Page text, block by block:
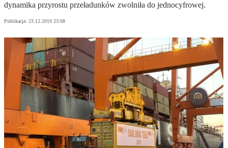
dynamika przyrostu przeładunków zwolniła do jednocyfrowej.
Publikacja: 23.12.2019 23:08